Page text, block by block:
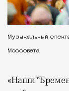
Музыкальный
Моссовета
«Наши